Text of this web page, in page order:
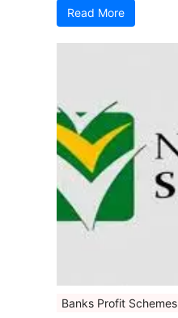
Read More
Banks Profit Schemes